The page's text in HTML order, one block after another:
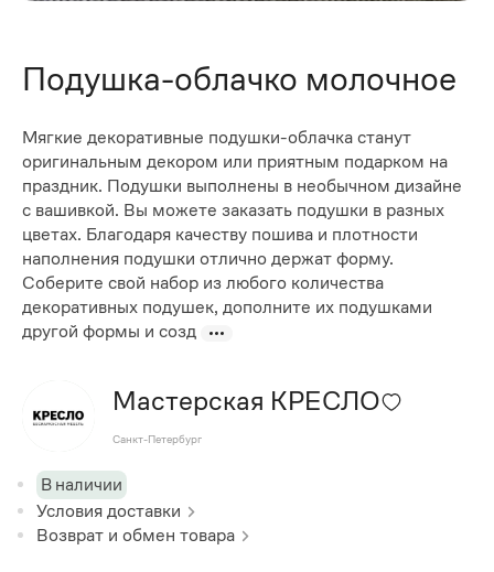
Подушка-облачко молочное
Мягкие декоративные подушки-облачка станут
оригинальным декором или приятным подарком на
праздник. Подушки выполнены в необычном дизайне
с вашивкой. Вы можете заказать подушки в разных
цветах. Благодаря качеству пошива и плотности
наполнения подушки отлично держат форму.
Соберите свой набор из любого количества
декоративных подушек, дополните их подушками
другой формы и созд
Мастерская КРЕСЛО
Санкт-Петербург
В наличии
Условия доставки
Возврат и обмен товара